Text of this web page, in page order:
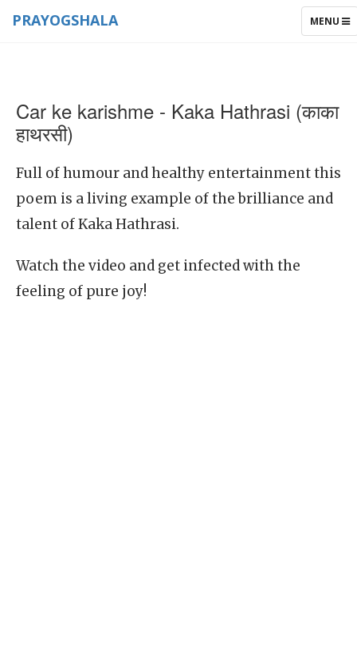
TOGGLE
MENU
PRAYOGSHALA
Car ke karishme - Kaka Hathrasi (काका
हाथरसी)
Full of humour and healthy entertainment this
poem is a living example of the brilliance and
talent of Kaka Hathrasi.
Watch the video and get infected with the
feeling of pure joy!